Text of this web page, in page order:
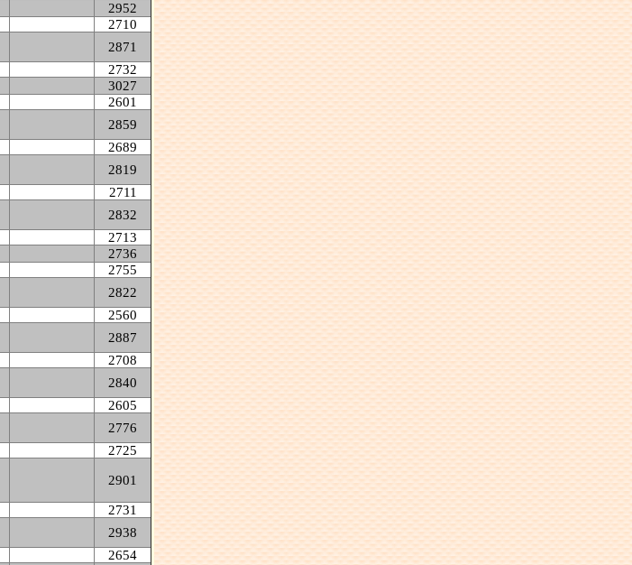
2952
2710
2871
2732
3027
2601
2859
2689
2819
2711
2832
2713
2736
2755
2822
2560
2887
2708
2840
2605
2776
2725
2901
2731
2938
2654